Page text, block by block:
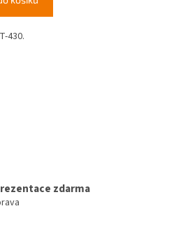
430.
zdarma